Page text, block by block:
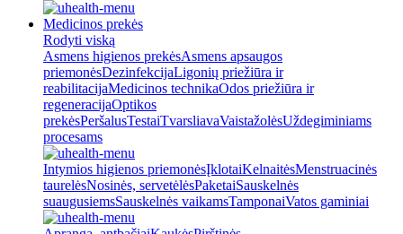
Medicinos prekės
Rodyti viską
Asmens higienos prekėsAsmens apsaugos
priemonėsDezinfekcijaLigonių priežiūra ir
reabilitacijaMedicinos technikaOdos priežiūra ir
regeneracijaOptikos
prekėsPeršalusTestaiTvarsliavaVaistažolėsUždegiminiams
procesams
Intymios higienos priemonėsĮklotaiKelnaitėsMenstruacinės
taurelėsNosinės, servetėlėsPaketaiSauskelnės
suaugusiemsSauskelnės vaikamsTamponaiVatos gaminiai